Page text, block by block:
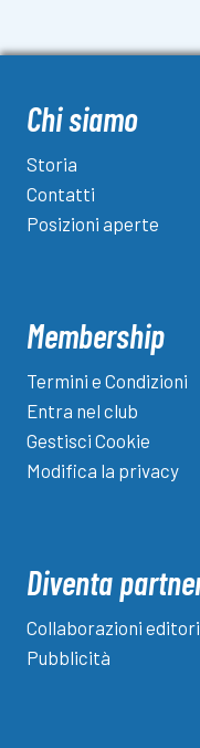
Chi siamo
Storia
Contatti
Posizioni aperte
Membership
Termini e Condizioni
Entra nel club
Gestisci Cookie
Modifica la privacy
Diventa
Collaborazioni
Pubblicità